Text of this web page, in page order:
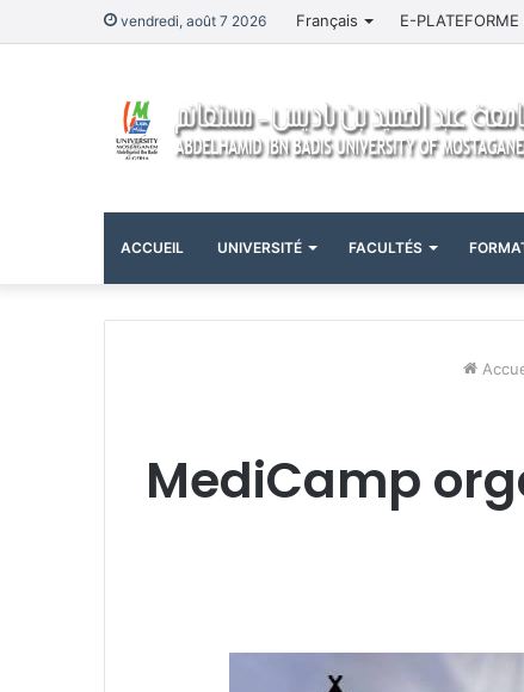
vendredi, août 7 2026 Français E-PLATEFORME
ACCUEIL UNIVERSITÉ FACULTÉS
MediCamp